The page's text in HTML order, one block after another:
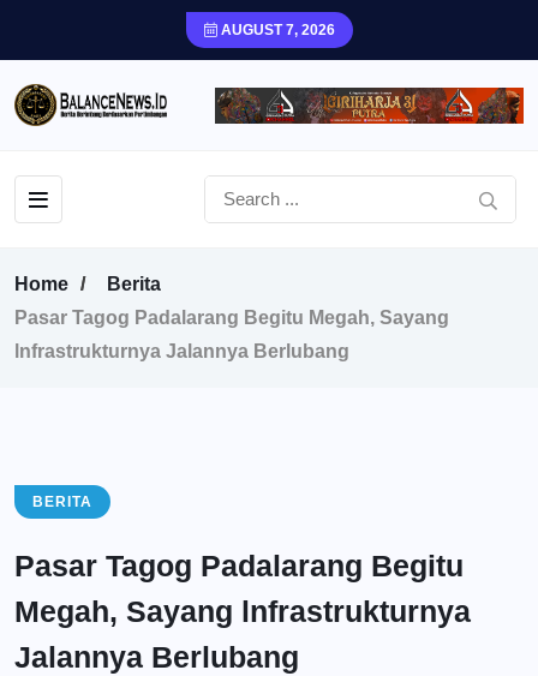
AUGUST 7, 2026
Home
Berita
Pasar Tagog Padalarang Begitu Megah, Sayang
lnfrastrukturnya Jalannya Berlubang
BERITA
Pasar Tagog Padalarang Begitu
Megah, Sayang lnfrastrukturnya
Jalannya Berlubang